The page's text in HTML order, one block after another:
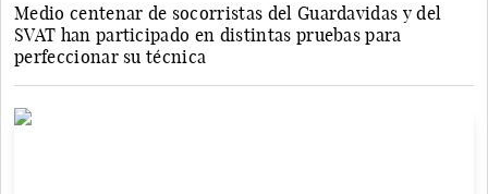
Medio centenar de socorristas del Guardavidas y del
SVAT han participado en distintas pruebas para
perfeccionar su técnica